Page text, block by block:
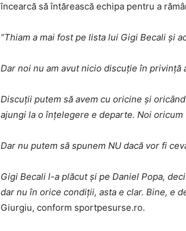
încearcă să întărească echipa pentru a
”Thiam a mai fost pe lista lui Gigi Becali și
Dar noi nu am avut nicio discuție în privință
Discuții putem să avem cu oricine și
ajungi la o înțelegere e departe. Noi
Dar nu putem să spunem NU dacă vor fi
Gigi Becali l-a plăcut și pe Daniel Popa,
dar nu în orice condiții, asta e clar. Bine, e
Giurgiu, conform sportpesurse.ro.